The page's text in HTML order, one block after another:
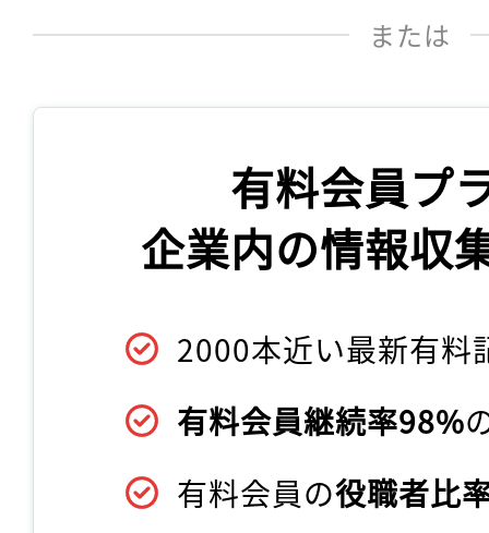
または
有料会員プ
企業内の情報収
2000本近い最新有料
有料会員継続率98%
有料会員の役職者比